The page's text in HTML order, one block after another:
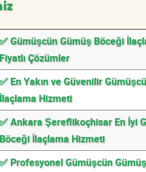
✅ Gümüşcün Gümüş Böceği
Fiyatlı Çözümler
✅ En Yakın ve Güvenilir
İlaçlama Hizmeti
✅ Ankara Şereflikoçhisar En İyi
Böceği İlaçlama Hizmeti
✅ Profesyonel Gümüşcün